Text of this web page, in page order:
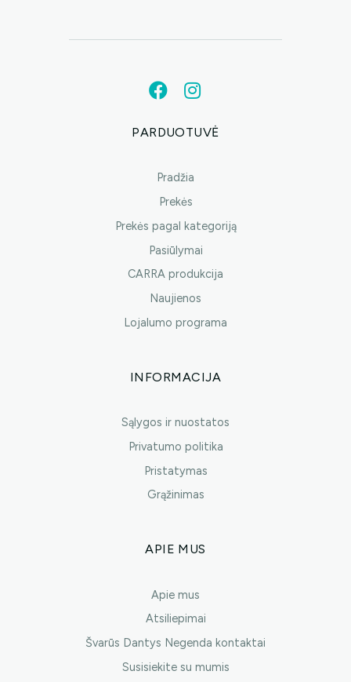
PARDUOTUVĖ
Pradžia
Prekės
Prekės pagal kategoriją
Pasiūlymai
CARRA produkcija
Naujienos
Lojalumo programa
INFORMACIJA
Sąlygos ir nuostatos
Privatumo politika
Pristatymas
Grąžinimas
APIE MUS
Apie mus
Atsiliepimai
Švarūs Dantys Negenda kontaktai
Susisiekite su mumis